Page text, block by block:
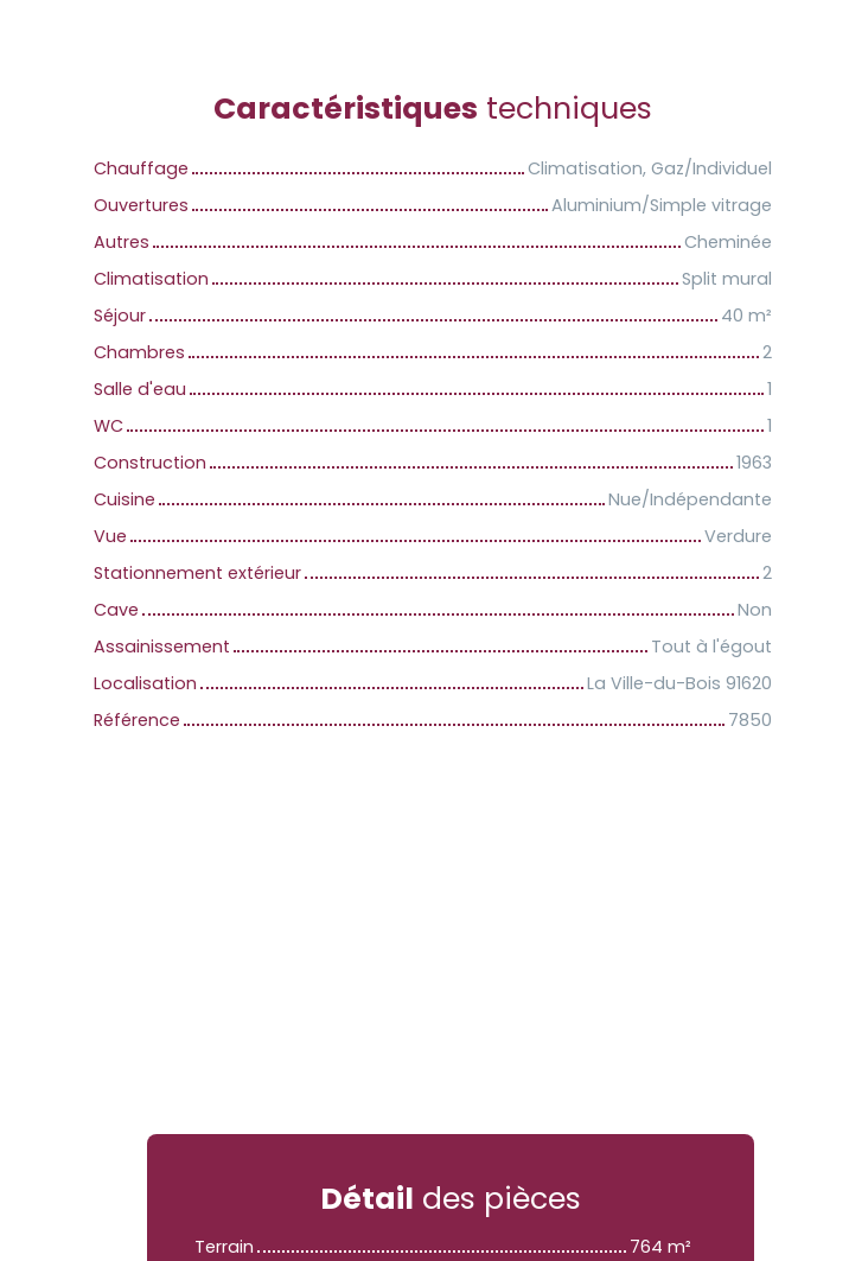
Caractéristiques techniques
Chauffage
Climatisation, Gaz/Individuel
Ouvertures
Aluminium/Simple vitrage
Autres
Cheminée
Climatisation
Split mural
Séjour
40 m²
Chambres
2
Salle d'eau
1
WC
1
Construction
1963
Cuisine
Nue/Indépendante
Vue
Verdure
Stationnement extérieur
2
Cave
Non
Assainissement
Tout à l'égout
Localisation
La Ville-du-Bois 91620
Référence
7850
Détail des pièces
Terrain
764 m²